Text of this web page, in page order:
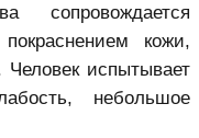
сопровождается
кожи,
испытывает
небольшое